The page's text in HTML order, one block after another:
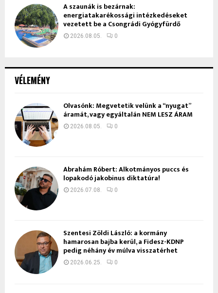
VÉLEMÉNY
Olvasónk: Megvetetik velünk a “nyugat”
áramát, vagy egyáltalán NEM LESZ ÁRAM
2026.08.05. 0
Ábrahám Róbert: Alkotmányos puccs és
lopakodó jakobinus diktatúra!
2026.07.08. 0
Szentesi Zöldi László: a kormány
hamarosan bajba kerül, a Fidesz-KDNP
pedig néhány év múlva visszatérhet
2026.06.25. 0
A szaunák is bezárnak:
energiatakarékossági intézkedéseket
vezetett be a Csongrádi Gyógyfürdő
2026.08.05. 0